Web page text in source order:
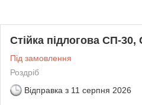
Стійка підлогова СП-
Під замовлення
Роздріб
Відправка з 11 серпня 2026